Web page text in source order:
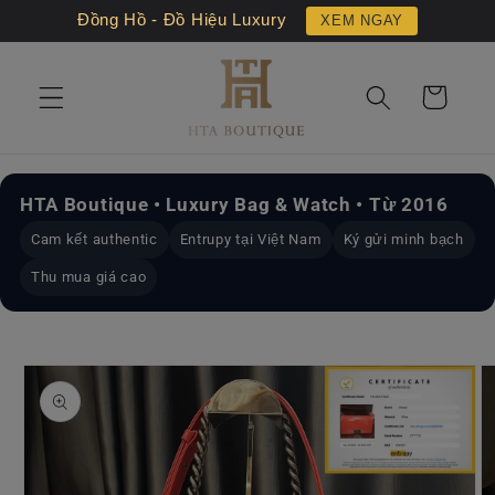
Đồng Hồ - Đồ Hiệu Luxury XEM NGAY
đến nội
Giỏ
hàng
HTA Boutique • Luxury Bag & Watch • Từ 2016
Cam kết authentic Entrupy tại Việt Nam Ký gửi minh bạch
Thu mua giá cao
đến
thông
tin sản